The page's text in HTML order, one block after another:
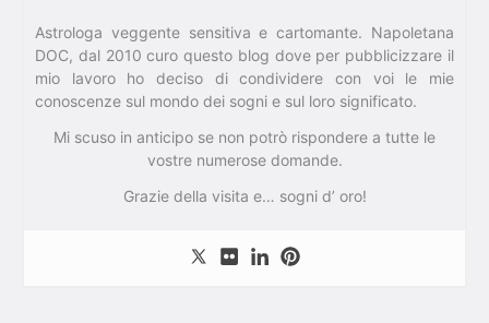
Astrologa veggente sensitiva e cartomante. Napoletana
DOC, dal 2010 curo questo blog dove per pubblicizzare il
mio lavoro ho deciso di condividere con voi le mie
conoscenze sul mondo dei sogni e sul loro significato.
Mi scuso in anticipo se non potrò rispondere a tutte le
vostre numerose domande.
Grazie della visita e… sogni d’ oro!